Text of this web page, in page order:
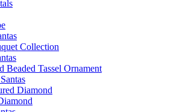
Collection
Beaded Tassel Ornament
Diamond